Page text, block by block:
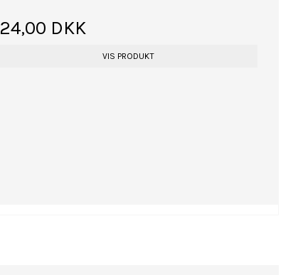
24,00 DKK
VIS PRODUKT